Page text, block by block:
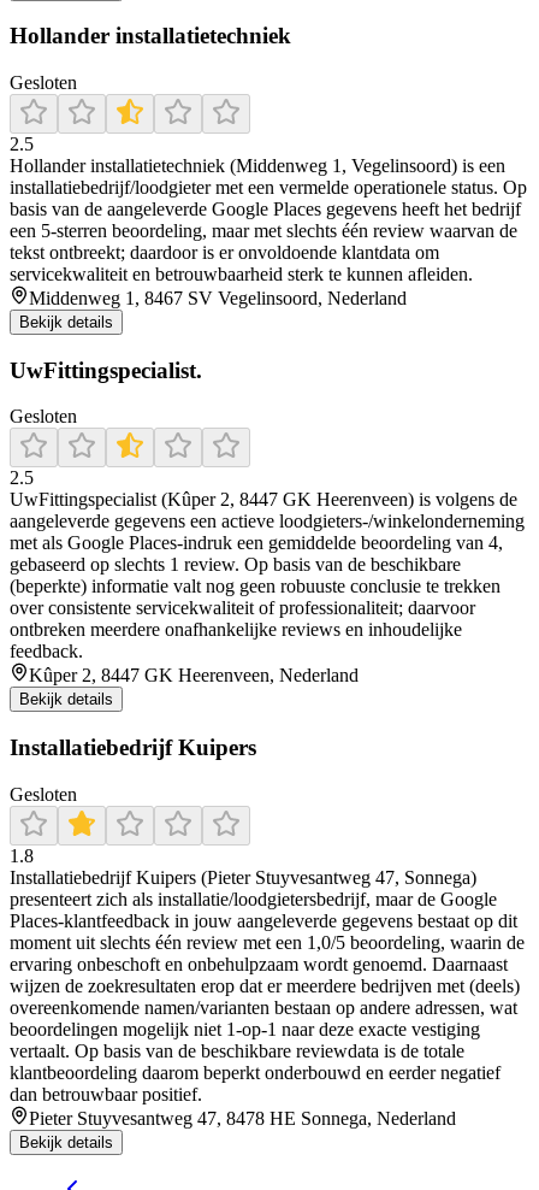
Hollander installatietechniek
Gesloten
2.5
Hollander installatietechniek (Middenweg 1, Vegelinsoord) is een
installatiebedrijf/loodgieter met een vermelde operationele status. Op
basis van de aangeleverde Google Places gegevens heeft het bedrijf
een 5-sterren beoordeling, maar met slechts één review waarvan de
tekst ontbreekt; daardoor is er onvoldoende klantdata om
servicekwaliteit en betrouwbaarheid sterk te kunnen afleiden.
Middenweg 1, 8467 SV Vegelinsoord, Nederland
Bekijk details
UwFittingspecialist.
Gesloten
2.5
UwFittingspecialist (Kûper 2, 8447 GK Heerenveen) is volgens de
aangeleverde gegevens een actieve loodgieters-/winkelonderneming
met als Google Places-indruk een gemiddelde beoordeling van 4,
gebaseerd op slechts 1 review. Op basis van de beschikbare
(beperkte) informatie valt nog geen robuuste conclusie te trekken
over consistente servicekwaliteit of professionaliteit; daarvoor
ontbreken meerdere onafhankelijke reviews en inhoudelijke
feedback.
Kûper 2, 8447 GK Heerenveen, Nederland
Bekijk details
Installatiebedrijf Kuipers
Gesloten
1.8
Installatiebedrijf Kuipers (Pieter Stuyvesantweg 47, Sonnega)
presenteert zich als installatie/loodgietersbedrijf, maar de Google
Places-klantfeedback in jouw aangeleverde gegevens bestaat op dit
moment uit slechts één review met een 1,0/5 beoordeling, waarin de
ervaring onbeschoft en onbehulpzaam wordt genoemd. Daarnaast
wijzen de zoekresultaten erop dat er meerdere bedrijven met (deels)
overeenkomende namen/varianten bestaan op andere adressen, wat
beoordelingen mogelijk niet 1-op-1 naar deze exacte vestiging
vertaalt. Op basis van de beschikbare reviewdata is de totale
klantbeoordeling daarom beperkt onderbouwd en eerder negatief
dan betrouwbaar positief.
Pieter Stuyvesantweg 47, 8478 HE Sonnega, Nederland
Bekijk details